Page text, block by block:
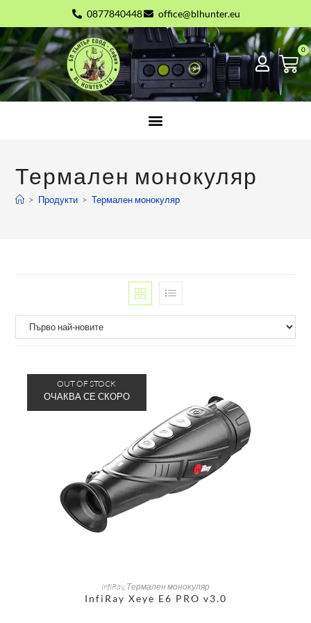
0877840448 office@blhunter.eu
Термален монокуляр
> Продукти > Термален монокуляр
OUT OF STOCK
InfIRay, Термален монокуляр
InfiRay Xeye E6 PRO v3.0